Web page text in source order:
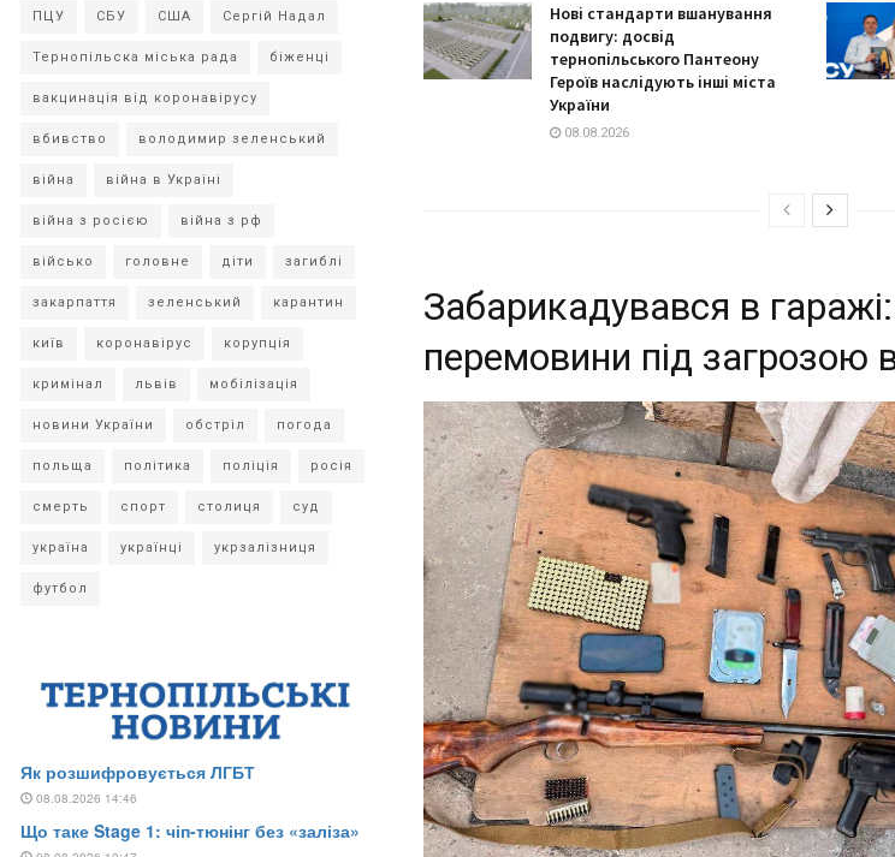
Нові стандарти вшанування
подвигу: досвід
тернопільського Пантеону
Героїв наслідують інші міста
України
08.08.2026
Забарикадувався в
перемовини під загрозою
ПЦУ СБУ США Сергій Надал
Тернопільска міська рада біженці
вакцинація від коронавірусу
вбивство володимир зеленський
війна війна в Україні
війна з росією війна з рф
військо головне діти загиблі
закарпаття зеленський карантин
київ коронавірус корупція
кримінал львів мобілізація
новини України обстріл погода
польща політика поліція росія
смерть спорт столиця суд
україна українці укрзалізниця
футбол